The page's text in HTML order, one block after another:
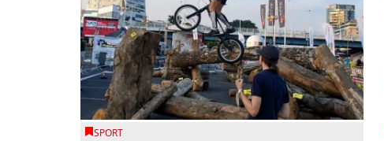
SPORT